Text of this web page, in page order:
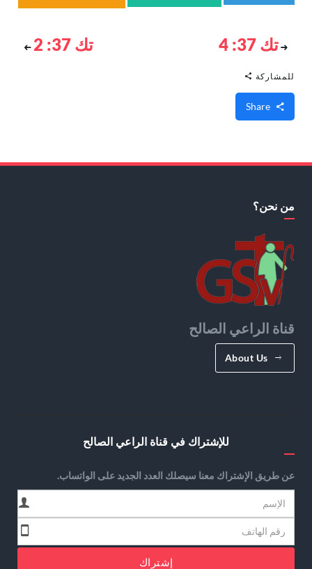
تك 37: 4 تك 37: 2
للمشاركة
من نحن؟
قناة الراعي الصالح
About Us
للإشتراك في قناة الراعي الصالح
عن طريق الإشتراك معنا سيصلك العدد الجديد على الواتساب.
إشتراك